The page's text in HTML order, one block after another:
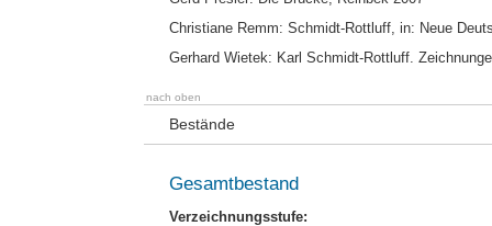
Christiane Remm: Schmidt-Rottluff, in: Neue
Gerhard Wietek: Karl Schmidt-Rottluff.
nach oben
Bestände
Gesamtbestand
Verzeichnungsstufe: